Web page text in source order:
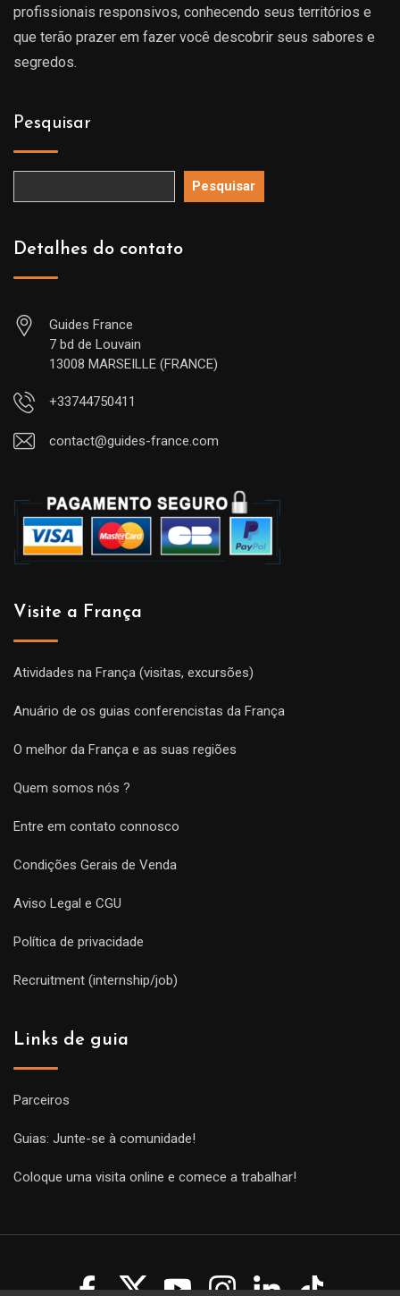
profissionais responsivos, conhecendo seus territórios e
que terão prazer em fazer você descobrir seus sabores e
segredos.
Pesquisar
Pesquisar
Detalhes do contato
Guides France
7 bd de Louvain
13008 MARSEILLE (FRANCE)
+33744750411
contact@guides-france.com
Visite a França
Atividades na França (visitas, excursões)
Anuário de os guias conferencistas da França
O melhor da França e as suas regiões
Quem somos nós ?
Entre em contato connosco
Condições Gerais de Venda
Aviso Legal e CGU
Política de privacidade
Recruitment (internship/job)
Links de guia
Parceiros
Guias: Junte-se à comunidade!
Coloque uma visita online e comece a trabalhar!